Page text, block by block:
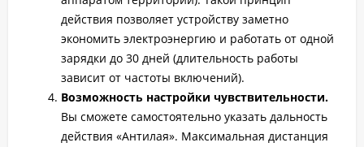
действия позволяет устройству заметно
экономить электроэнергию и работать от одной
зарядки до 30 дней (длительность работы
зависит от частоты включений).
Возможность настройки чувствительности.
Вы сможете самостоятельно указать дальность
действия «Антилая». Максимальная дистанция